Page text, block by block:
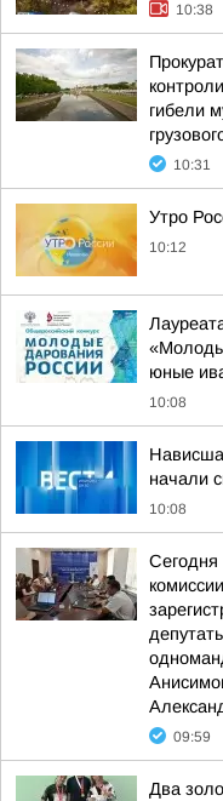
10:38
гибели
10:31
Утро
10:12
юные
10:08
начали
10:08
Сегодня
09:59
Два